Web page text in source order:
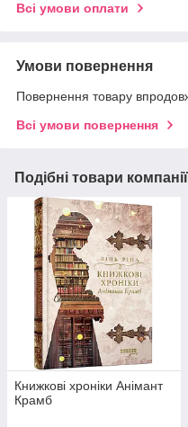
Всі умови оплати
Умови повернення
Повернення товару
Всі умови повернення
Подібні товари компанії
Книжкові хроніки Анімант
Крамб